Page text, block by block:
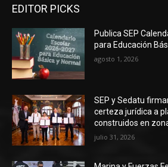
EDITOR PICKS
Publica SEP
para Educación
agosto 1, 2026
SEP y Sedatu
certeza jurídica a
construidos en
julio 31, 2026